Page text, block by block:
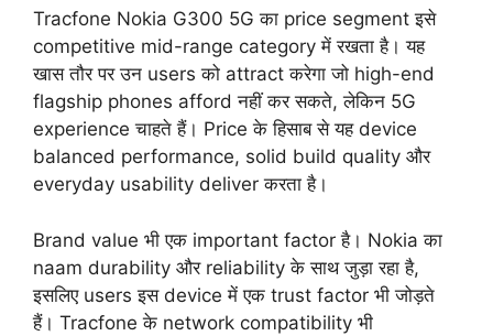
Tracfone Nokia G300 5G का price segment इसे
competitive mid-range category में रखता है। यह
खास तौर पर उन users को attract करेगा जो high-end
flagship phones afford नहीं कर सकते, लेकिन 5G
experience चाहते हैं। Price के हिसाब से यह device
balanced performance, solid build quality और
everyday usability deliver करता है।
Brand value भी एक important factor है। Nokia का
naam durability और reliability के साथ जुड़ा रहा है,
इसलिए users इस device में एक trust factor भी जोड़ते
हैं। Tracfone के network compatibility भी